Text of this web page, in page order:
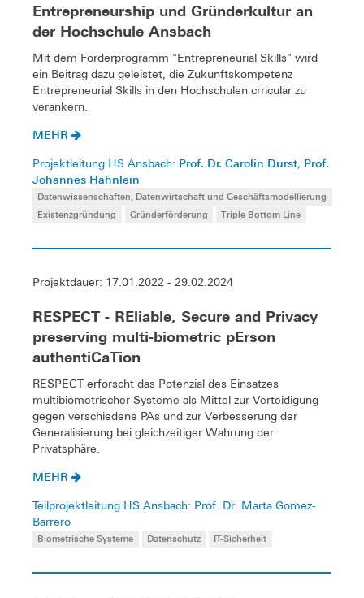
Entrepreneurship und Gründerkultur an
der Hochschule Ansbach
Mit dem Förderprogramm "Entrepreneurial Skills" wird
ein Beitrag dazu geleistet, die Zukunftskompetenz
Entrepreneurial Skills in den Hochschulen crricular zu
verankern.
MEHR
Projektleitung HS Ansbach: Prof. Dr. Carolin Durst, Prof.
Johannes Hähnlein
Datenwissenschaften, Datenwirtschaft und Geschäftsmodellierung
Existenzgründung
Gründerförderung Triple Bottom Line
Projektdauer: 17.01.2022 - 29.02.2024
RESPECT - REliable, Secure and Privacy
preserving multi-biometric pErson
authentiCaTion
RESPECT erforscht das Potenzial des Einsatzes
multibiometrischer Systeme als Mittel zur Verteidigung
gegen verschiedene PAs und zur Verbesserung der
Generalisierung bei gleichzeitiger Wahrung der
Privatsphäre.
MEHR
Teilprojektleitung HS Ansbach: Prof. Dr. Marta Gomez-
Barrero
Biometrische Systeme Datenschutz IT-Sicherheit